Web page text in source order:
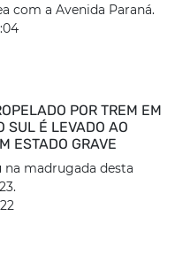
com a Avenida Paraná.
POR TREM EM
SUL É LEVADO AO
ESTADO GRAVE
na madrugada desta